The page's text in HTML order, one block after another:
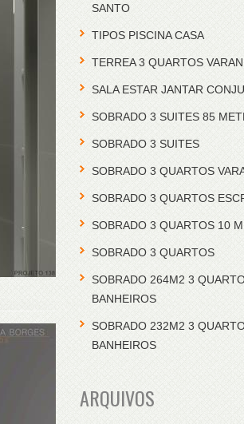
SANTO
TIPOS PISCINA CASA
TERREA 3 QUARTOS
SALA ESTAR JANTAR
SOBRADO 3 SUITES 85
SOBRADO 3 SUITES
SOBRADO 3 QUARTOS
SOBRADO 3 QUARTOS
SOBRADO 3 QUARTOS 10
SOBRADO 3 QUARTOS
SOBRADO 264M2 3
BANHEIROS
SOBRADO 232M2 3
BANHEIROS
ARQUIVOS